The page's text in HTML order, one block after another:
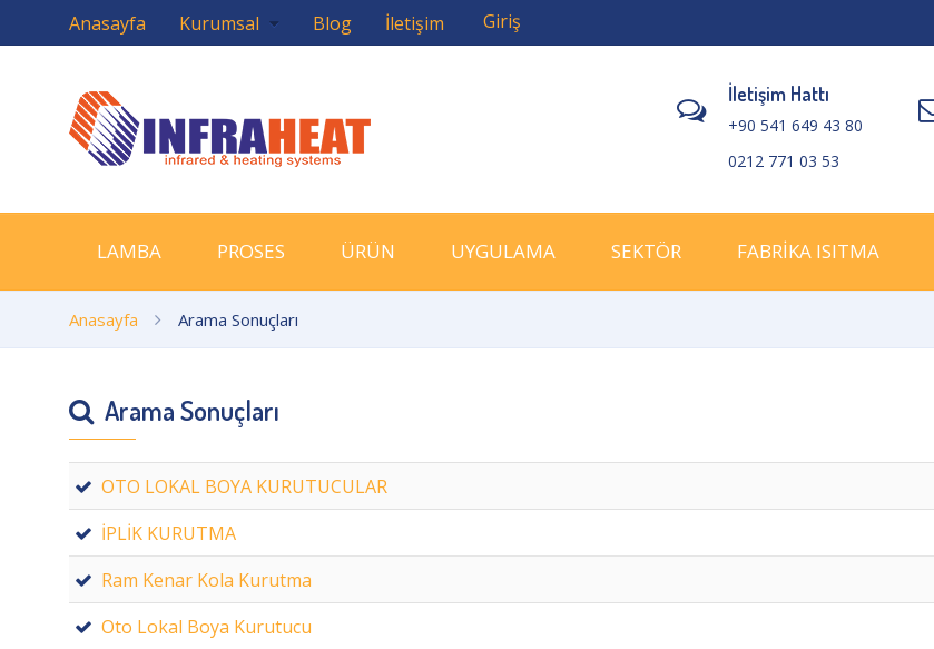
Anasayfa Kurumsal Blog İletişim Giriş
İletişim Hattı
+90 541 649 43 80
0212 771 03 53
LAMBA PROSES ÜRÜN UYGULAMA SEKTÖR FABRİKA ISITMA
Anasayfa Arama Sonuçları
Arama Sonuçları
OTO LOKAL BOYA KURUTUCULAR
İPLİK KURUTMA
Ram Kenar Kola Kurutma
Oto Lokal Boya Kurutucu